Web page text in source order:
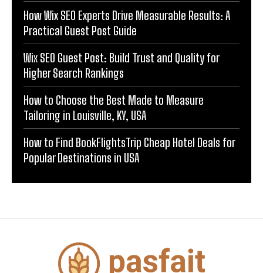
How Wix SEO Experts Drive Measurable Results: A
Practical Guest Post Guide
Wix SEO Guest Post: Build Trust and Quality for
Higher Search Rankings
How to Choose the Best Made to Measure
Tailoring in Louisville, KY, USA
How to Find BookFlightsTrip Cheap Hotel Deals for
Popular Destinations in USA